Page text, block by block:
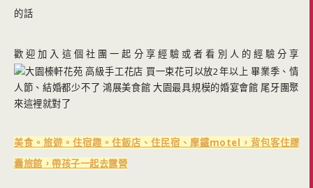
的話
歡迎加入這個社團一起分享經驗或者看別人的經驗分享
美食。旅遊。住宿趣。住飯店、住民宿、摩鐵motel，背包客住膠
囊旅館，帶孩子一起去露營